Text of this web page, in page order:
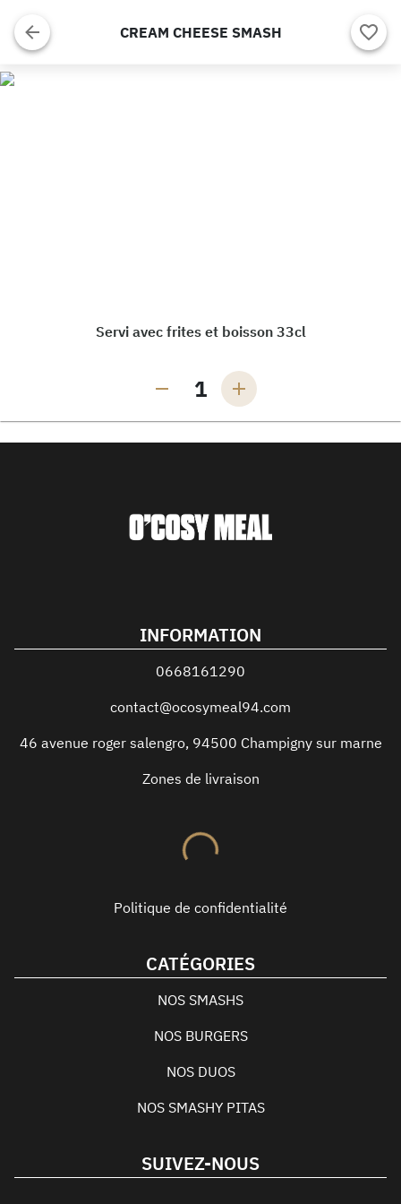
CREAM CHEESE SMASH
Servi avec frites et boisson 33cl
1
INFORMATION
0668161290
contact@ocosymeal94.com
46 avenue roger salengro, 94500 Champigny sur marne
Zones de livraison
Politique de confidentialité
CATÉGORIES
NOS SMASHS
NOS BURGERS
NOS DUOS
NOS SMASHY PITAS
SUIVEZ-NOUS